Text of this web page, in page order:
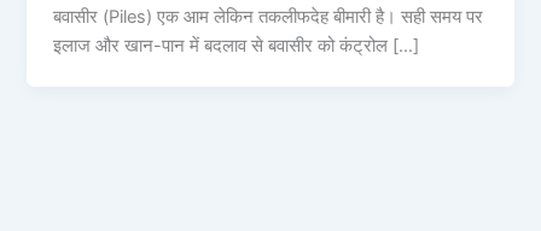
बवासीर (Piles) एक आम लेकिन तकलीफदेह बीमारी है। सही समय पर
इलाज और खान-पान में बदलाव से बवासीर को कंट्रोल […]